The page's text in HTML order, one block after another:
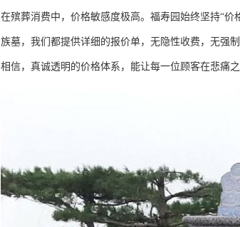
在殡葬消费中，价格敏感度极高。福寿园始终坚持“
族墓，我们都提供详细的报价单，无隐性收费，无强
相信，真诚透明的价格体系，能让每一位顾客在悲痛